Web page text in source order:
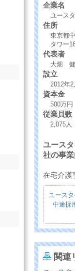
企業名
ユース
住所
東京都
タワー
代表者
大畑 健
設立
2012年2
資本金
500万円
従業員数
2,075人
ユース
社の事
在宅介護
ユース
中途採
関連